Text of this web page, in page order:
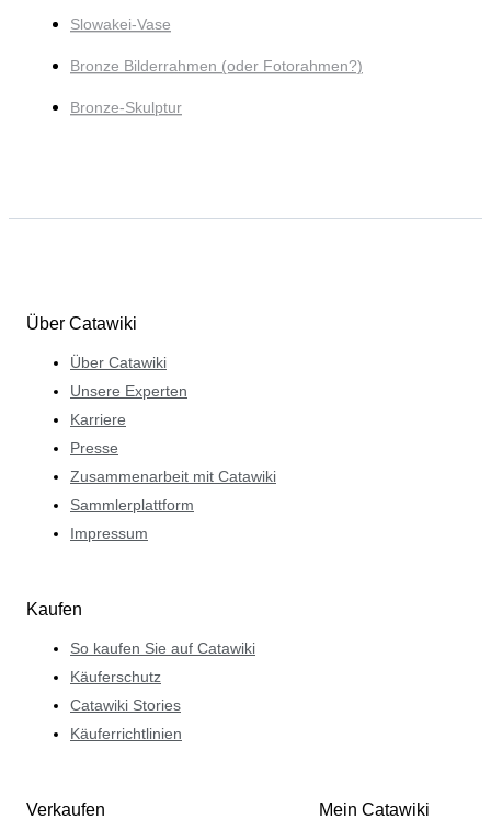
Slowakei-Vase
Bronze Bilderrahmen (oder Fotorahmen?)
Bronze-Skulptur
Über Catawiki
Über Catawiki
Unsere Experten
Karriere
Presse
Zusammenarbeit mit Catawiki
Sammlerplattform
Impressum
Kaufen
So kaufen Sie auf Catawiki
Käuferschutz
Catawiki Stories
Käuferrichtlinien
Verkaufen Mein Catawiki